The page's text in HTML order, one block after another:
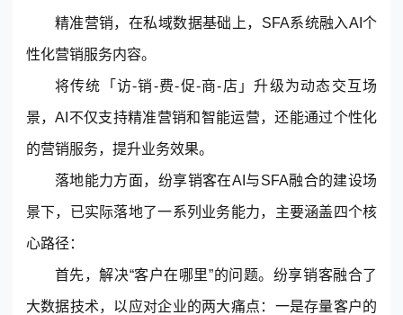
精准营销，在私域数据基础上，SFA系统融入AI个
性化营销服务内容。
将传统「访-销-费-促-商-店」升级为动态交互场
景，AI不仅支持精准营销和智能运营，还能通过个性化
的营销服务，提升业务效果。
落地能力方面， 纷享销客在AI与SFA融合的建设场
景下，已实际落地了一系列业务能力，主要涵盖四个核
心路径：
首先，解决“客户在哪里”的问题。纷享销客融合了
大数据技术，以应对企业的两大痛点：一是存量客户的